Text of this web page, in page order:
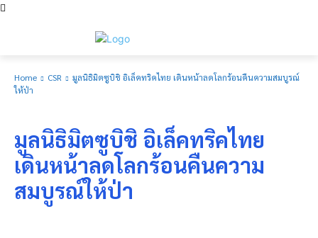
Home CSR
มูลนิธิมิตซูบิชิ อิเล็คทริคไทย เดินหน้าลดโลกร้อนคืนความสมบูรณ์
ให้ป่า
มูลนิธิมิตซูบิชิ อิเล็คทริคไทย
เดินหน้าลดโลกร้อนคืนความ
สมบูรณ์ให้ป่า